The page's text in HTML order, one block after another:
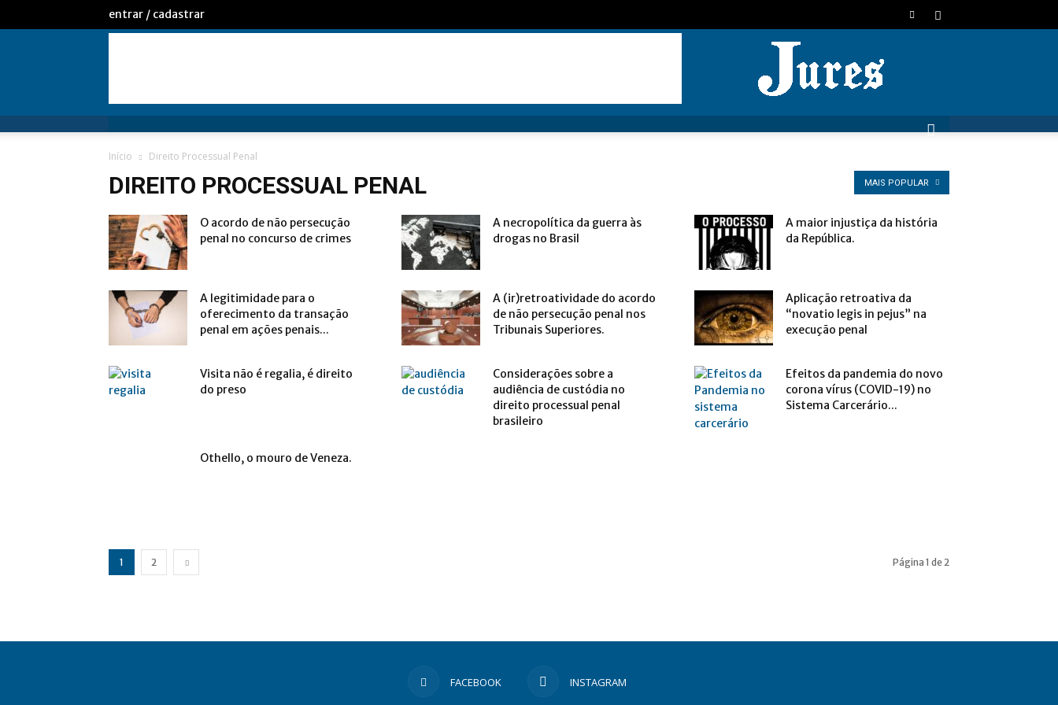
entrar / cadastrar
Início Direito Processual Penal
DIREITO PROCESSUAL PENAL MAIS POPULAR
O acordo de não persecução
penal no concurso de crimes
A necropolítica da guerra às
drogas no Brasil
A maior injustiça da história
da República.
A legitimidade para o
oferecimento da transação
penal em ações penais...
A (ir)retroatividade do acordo
de não persecução penal nos
Tribunais Superiores.
Aplicação retroativa da
“novatio legis in pejus” na
execução penal
Visita não é regalia, é direito
do preso
Considerações sobre a
audiência de custódia no
direito processual penal
brasileiro
Efeitos da pandemia do novo
corona vírus (COVID-19) no
Sistema Carcerário...
Othello, o mouro de Veneza.
1 2 Página 1 de 2
FACEBOOK INSTAGRAM